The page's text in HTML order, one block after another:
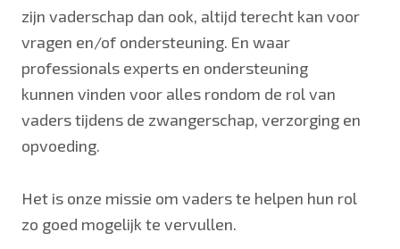
zijn vaderschap dan ook, altijd terecht kan voor
vragen en/of ondersteuning. En waar
professionals experts en ondersteuning
kunnen vinden voor alles rondom de rol van
vaders tijdens de zwangerschap, verzorging en
opvoeding.
Het is onze missie om vaders te helpen hun rol
zo goed mogelijk te vervullen.